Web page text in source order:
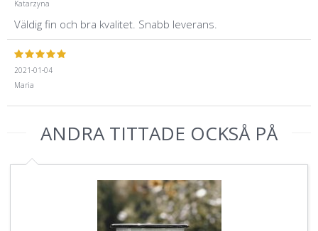
Katarzyna
Väldig fin och bra kvalitet. Snabb leverans.
2021-01-04
Maria
ANDRA TITTADE OCKSÅ PÅ